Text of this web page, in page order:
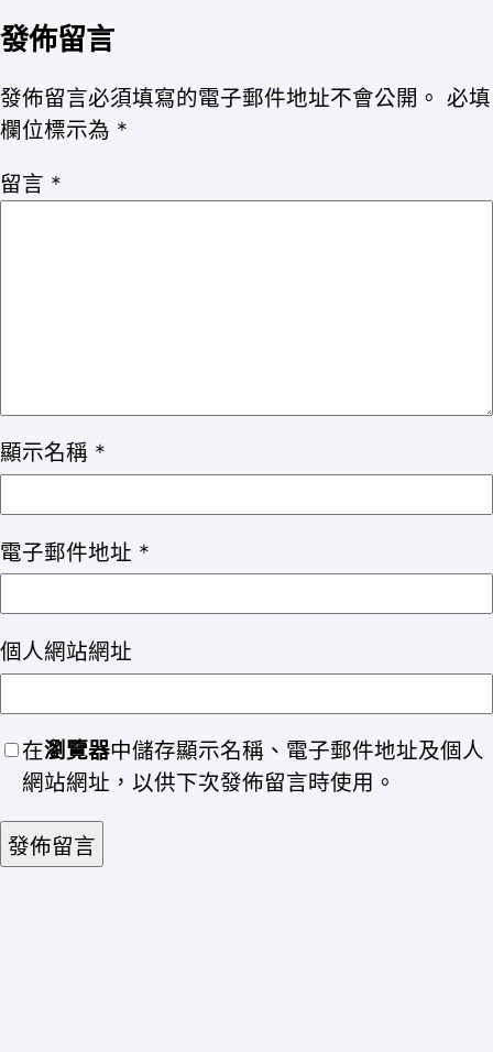
發佈留言
發佈留言必須填寫的電子郵件地址不會公開。 必填
欄位標示為 *
留言 *
顯示名稱 *
電子郵件地址 *
個人網站網址
在瀏覽器中儲存顯示名稱、電子郵件地址及個人
網站網址，以供下次發佈留言時使用。